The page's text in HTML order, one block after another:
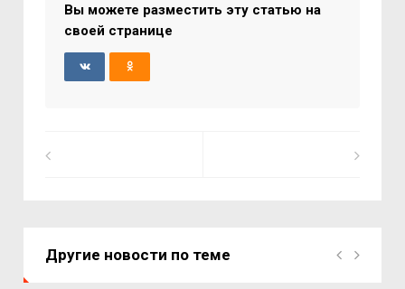
Вы можете разместить эту статью на
своей странице
Другие новости по теме